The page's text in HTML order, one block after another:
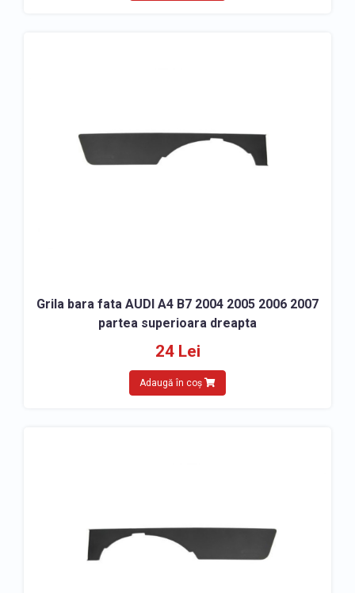
Grila bara fata AUDI A4 B7 2004 2005 2006 2007
partea superioara dreapta
24 Lei
Adaugă în coș